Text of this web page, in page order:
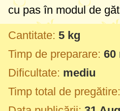
cu pas în modul de
Cantitate: 5 kg
Timp de preparare: 60
Dificultate: mediu
Timp total de pregătire: